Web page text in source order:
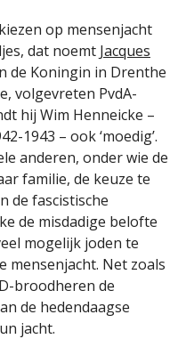
op mensenjacht
dat noemt Jacques
de Koningin in Drenthe
volgevreten PvdA-
hij Wim Henneicke –
1943 – ook ‘moedig’.
anderen, onder wie de
familie, de keuze te
de fascistische
de misdadige belofte
mogelijk joden te
mensenjacht. Net zoals
broodheren de
de hedendaagse
jacht.